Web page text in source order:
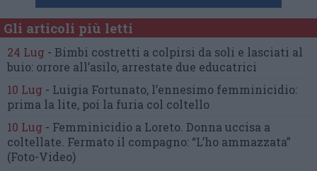
Gli articoli più letti
24 Lug - Bimbi costretti a colpirsi da soli e lasciati al
buio: orrore all’asilo, arrestate due educatrici
10 Lug - Luigia Fortunato, l’ennesimo femminicidio:
prima la lite, poi la furia col coltello
10 Lug - Femminicidio a Loreto. Donna uccisa a
coltellate. Fermato il compagno: “L’ho ammazzata”
(Foto-Video)